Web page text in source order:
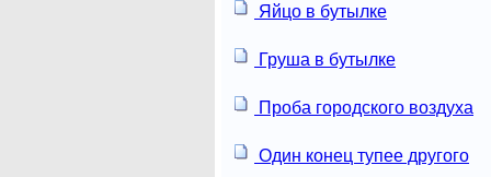
Яйцо в бутылке
Груша в бутылке
Проба городского воздуха
Один конец тупее другого